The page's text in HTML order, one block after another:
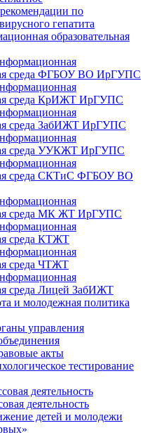
по
гепатита
образовательная
среда ФГБОУ ВО ИрГУПС
среда КрИЖТ ИрГУПС
среда ЗабИЖТ ИрГУПС
среда УУКЖТ ИрГУПС
среда СКТиС ФГБОУ ВО
среда МК ЖТ ИрГУПС
среда КТЖТ
среда ЧТЖТ
среда Лицей ЗабИЖТ
и молодежная политика
управления
акты
тестирование
деятельность
деятельность
детей и молодежи